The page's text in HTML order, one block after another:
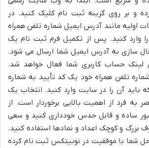
و بر روی گزینه ثبت نام کلیک کنید. در
اولیه مانند آدرس ایمیل شماره تلفن همراه
وارد کنید. پس از تکمیل فرم ثبت نام یک
سازی به آدرس ایمیل شما ارسال می شود.
لینک حساب کاربری شما فعال خواهد شد.
تلفن همراه خود یک کد تأیید به شماره
باید آن را در سایت وارد کنید. انتخاب یک
به فرد از اهمیت بالایی برخوردار است. از
ساده و قابل حدس خودداری کنید و سعی
بزرگ و کوچک اعداد و نمادها استفاده کنید.
شما با موفقیت در نوبیتکس ثبت نام کرده